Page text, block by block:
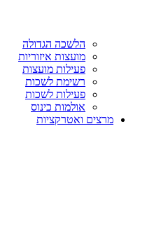
הלשכה הגדולה
מועצות איזוריות
פעילות מועצות
רשימת לשכות
פעילות לשכות
אולמות כינוס
מרצים ואטרקציות